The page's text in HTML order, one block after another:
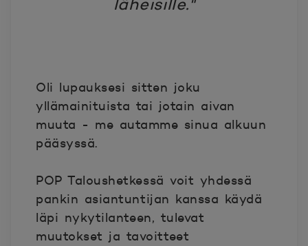
Oli lupauksesi sitten joku
yllämainituista tai jotain aivan
muuta - me autamme sinua alkuun
pääsyssä.
POP Taloushetkessä voit yhdessä
pankin asiantuntijan kanssa käydä
läpi nykytilanteen, tulevat
muutokset ja tavoitteet